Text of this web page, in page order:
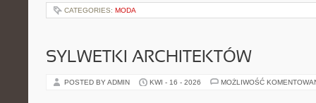
CATEGORIES: MODA
SYLWETKI ARCHITEKTÓW
POSTED BY ADMIN KWI - 16 - 2026 MOŻLIWOŚĆ